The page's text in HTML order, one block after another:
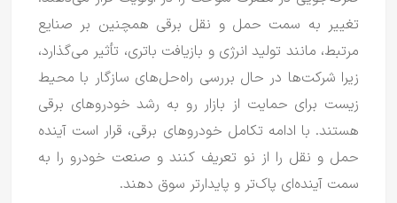
تغییر به سمت حمل و نقل برقی همچنین بر صنایع
مرتبط، مانند تولید انرژی و بازیافت باتری، تأثیر می‌گذارد،
زیرا شرکت‌ها در حال بررسی راه‌حل‌های سازگار با محیط
زیست برای حمایت از بازار رو به رشد خودروهای برقی
هستند. با ادامه تکامل خودروهای برقی، قرار است آینده
حمل و نقل را از نو تعریف کنند و صنعت خودرو را به
سمت آینده‌ای پاک‌تر و پایدارتر سوق دهند.